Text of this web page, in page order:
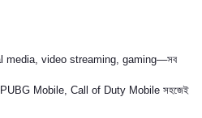
media, video streaming, gaming—সব
Mobile, Call of Duty Mobile সহজেই